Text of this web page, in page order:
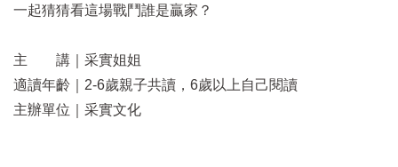
一起猜猜看這場戰鬥誰是贏家？
主 講｜采實姐姐
適讀年齡｜2-6歲親子共讀，6歲以上自己閱讀
主辦單位｜采實文化